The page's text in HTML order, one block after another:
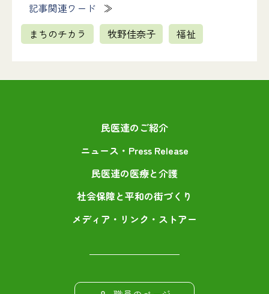
記事関連ワード
まちのチカラ
牧野佳奈子 福祉
民医連のご紹介
ニュース・Press Release
民医連の医療と介護
社会保障と平和の街づくり
メディア・リンク・ストアー